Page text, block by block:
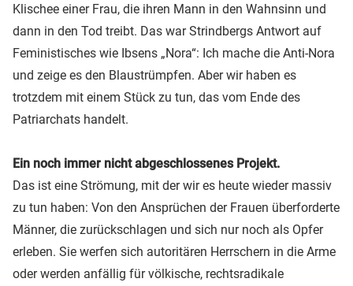
Klischee einer Frau, die ihren Mann in den Wahnsinn und
dann in den Tod treibt. Das war Strindbergs Antwort auf
Feministisches wie Ibsens „Nora“: Ich mache die Anti-Nora
und zeige es den Blaustrümpfen. Aber wir haben es
trotzdem mit einem Stück zu tun, das vom Ende des
Patriarchats handelt.
Ein noch immer nicht abgeschlossenes Projekt.
Das ist eine Strömung, mit der wir es heute wieder massiv
zu tun haben: Von den Ansprüchen der Frauen überforderte
Männer, die zurückschlagen und sich nur noch als Opfer
erleben. Sie werfen sich autoritären Herrschern in die Arme
oder werden anfällig für völkische, rechtsradikale